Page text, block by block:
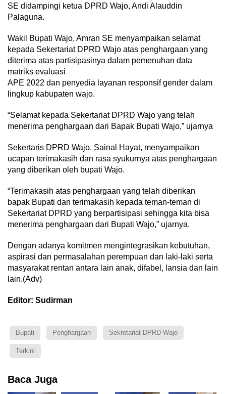
SE didampingi ketua DPRD Wajo, Andi Alauddin
Palaguna.
Wakil Bupati Wajo, Amran SE menyampaikan selamat
kepada Sekertariat DPRD Wajo atas penghargaan yang
diterima atas partisipasinya dalam pemenuhan data
matriks evaluasi
APE 2022 dan penyedia layanan responsif gender dalam
lingkup kabupaten wajo.
“Selamat kepada Sekertariat DPRD Wajo yang telah
menerima penghargaan dari Bapak Bupati Wajo,” ujarnya
Sekertaris DPRD Wajo, Sainal Hayat, menyampaikan
ucapan terimakasih dan rasa syukurnya atas penghargaan
yang diberikan oleh bupati Wajo.
“Terimakasih atas penghargaan yang telah diberikan
bapak Bupati dan terimakasih kepada teman-teman di
Sekertariat DPRD yang berpartisipasi sehingga kita bisa
menerima penghargaan dari Bupati Wajo,” ujarnya.
Dengan adanya komitmen mengintegrasikan kebutuhan,
aspirasi dan permasalahan perempuan dan laki-laki serta
masyarakat rentan antara lain anak, difabel, lansia dan lain
lain.(Adv)
Editor: Sudirman
Bupati Penghargaan Sekretariat DPRD Wajo
Terkini
Baca Juga